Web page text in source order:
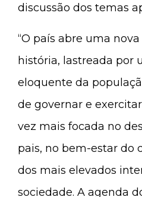
discussão dos temas
“O país abre uma
história, lastreada por
eloquente da
de governar e
vez mais focada no
pais, no bem-estar do
dos mais elevados
sociedade. A agenda